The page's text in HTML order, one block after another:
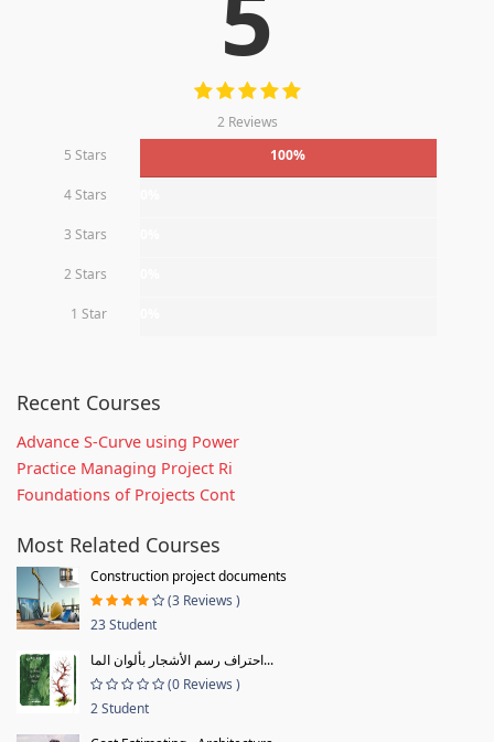
2 Reviews
5 Stars
100%
4 Stars
3 Stars
2 Stars
1 Star
Recent Courses
Advance S-Curve using Power
Practice Managing Project Ri
Foundations of Projects Cont
Most Related Courses
Construction project documents
(3 Reviews )
23 Student
احتراف رسم الأشجار بألوان الما...
(0 Reviews )
2 Student